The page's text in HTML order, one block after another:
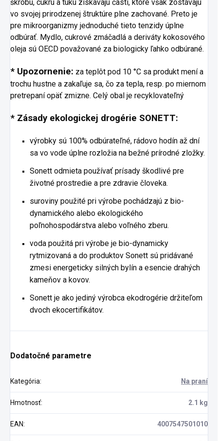
škrobu, cukru a tuku získavajú časti, ktoré však zostávajú
vo svojej prirodzenej štruktúre plne zachované. Preto je
pre mikroorganizmy jednoduché tieto tenzidy úplne
odbúrať. Mydlo, cukrové zmáčadlá a deriváty kokosového
oleja sú OECD považované za biologicky ľahko odbúrané.
* Upozornenie: za teplôt pod 10 °C sa produkt mení a
trochu hustne a zakaľuje sa, čo za tepla, resp. po miernom
pretrepaní opäť zmizne. Celý obal je recyklovateľný
* Zásady ekologickej drogérie SONETT:
výrobky sú 100% odbúrateľné, rádovo hodín až dní
sa vo vode úplne rozložia na bežné prírodné zložky.
Sonett odmieta používať prísady škodlivé pre
životné prostredie a pre zdravie človeka.
suroviny použité pri výrobe pochádzajú z bio-
dynamického alebo ekologického
poľnohospodárstva alebo voľného zberu.
voda použitá pri výrobe je bio-dynamicky
rytmizovaná a do produktov Sonett sú pridávané
zmesi energeticky silných bylín a esencie drahých
kameňov a kovov.
Sonett je ako jediný výrobca ekodrogérie držiteľom
dvoch ekocertifikátov.
Dodatočné parametre
Kategória: Na praní
Hmotnosť: 2.1 kg
EAN: 4007547501010